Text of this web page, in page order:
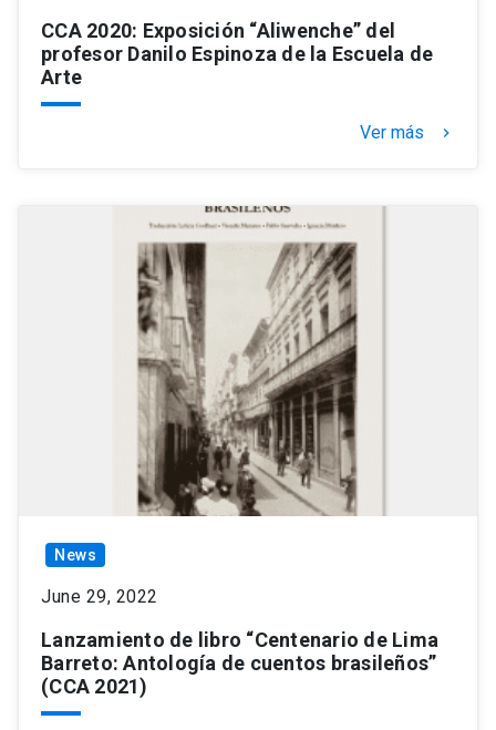
CCA 2020: Exposición “Aliwenche” del
profesor Danilo Espinoza de la Escuela de
Arte
Ver más keyboard_arrow_right
News
June 29, 2022
Lanzamiento de libro “Centenario de Lima
Barreto: Antología de cuentos brasileños”
(CCA 2021)